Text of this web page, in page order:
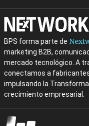
BPS forma parte de
marketing B2B,
mercado tecnológico. A
conectamos a
impulsando la
crecimiento empresarial.